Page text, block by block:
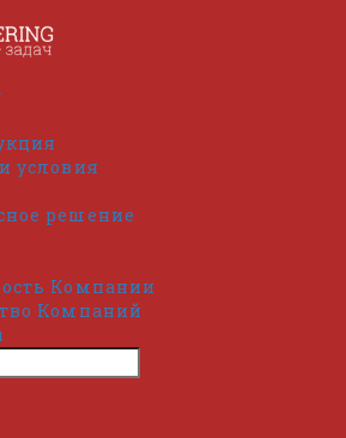
условия
решение
Компании
Компаний